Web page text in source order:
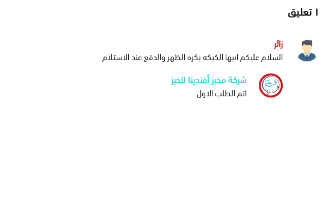
١ تعليق
زائر
السلام عليكم ابيها الكيكه بكره الظهر والدفع عند الاستلام
شركة مخبز أفندينا للخبز
اتم الطلب الاول